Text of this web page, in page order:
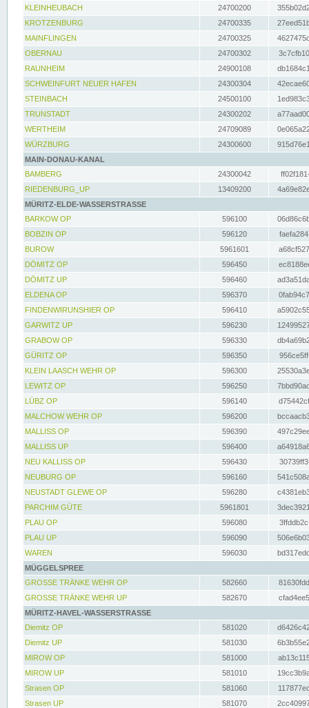
KLEINHEUBACH 24700200
KROTZENBURG
24700335
MAINFLINGEN
24700325
OBERNAU
24700302
RAUNHEIM
24900108
SCHWEINFURT NEUER HAFEN
24300304
STEINBACH
24500100
TRUNSTADT
24300202
WERTHEIM
24709089
WÜRZBURG
24300600
MAIN-DONAU-KANAL
BAMBERG
24300042
RIEDENBURG_UP
13409200
MÜRITZ-ELDE-WASSERSTRASSE
BARKOW OP
596100
BOBZIN OP
596120
BUROW
5961601
DÖMITZ OP
596450
DÖMITZ UP
596460
ELDENA OP
596370
FINDENWIRUNSHIER OP
596410
GARWITZ UP
596230
GRABOW OP
596330
GÜRITZ OP
596350
KLEIN LAASCH WEHR OP
596300
LEWITZ OP
596250
LÜBZ OP
596140
MALCHOW WEHR OP
596200
MALLISS OP
596390
MALLISS UP
596400
NEU KALLISS OP
596430
NEUBURG OP
596160
NEUSTADT GLEWE OP
596280
PARCHIM GÜTE
5961801
PLAU OP
596080
PLAU UP
596090
WAREN
596030
MÜGGELSPREE
GROSSE TRÄNKE WEHR OP
582660
GROSSE TRÄNKE WEHR UP
582670
MÜRITZ-HAVEL-WASSERSTRASSE
Diemitz OP
581020
Diemitz UP
581030
MIROW OP
581000
MIROW UP
581010
Strasen OP
581060
Strasen UP
581070